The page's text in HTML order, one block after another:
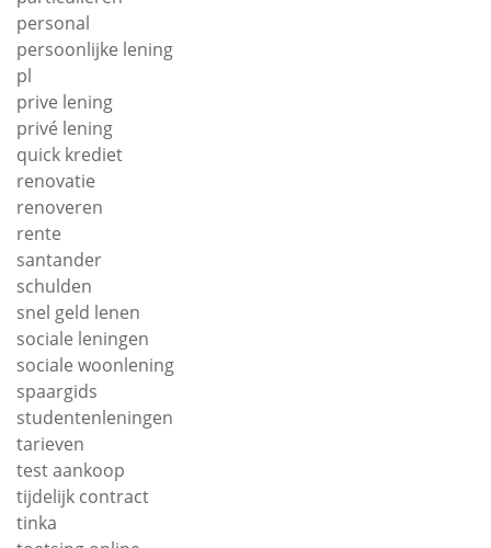
personal
persoonlijke lening
pl
prive lening
privé lening
quick krediet
renovatie
renoveren
rente
santander
schulden
snel geld lenen
sociale leningen
sociale woonlening
spaargids
studentenleningen
tarieven
test aankoop
tijdelijk contract
tinka